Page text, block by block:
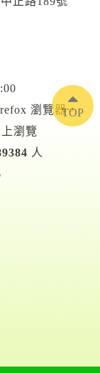
瀏覽器，
瀏覽
人
TOP